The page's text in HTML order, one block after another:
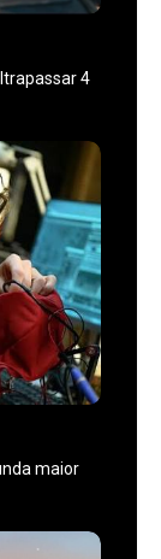
4
maior